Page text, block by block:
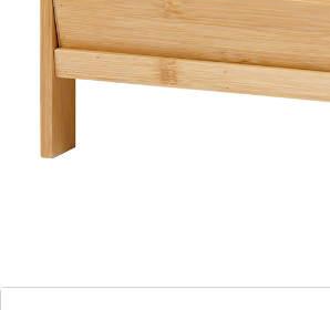
fruit, voor voorraden of voor alle
veelzijdige rek zult u niet meer willen
Praktische: de 3 bakken zijn er zelfs
gebruiken als dienblad!